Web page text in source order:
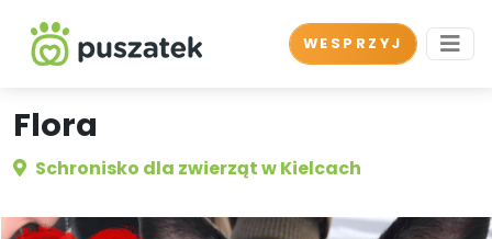
WESPRZYJ
Flora
Schronisko dla zwierząt w Kielcach